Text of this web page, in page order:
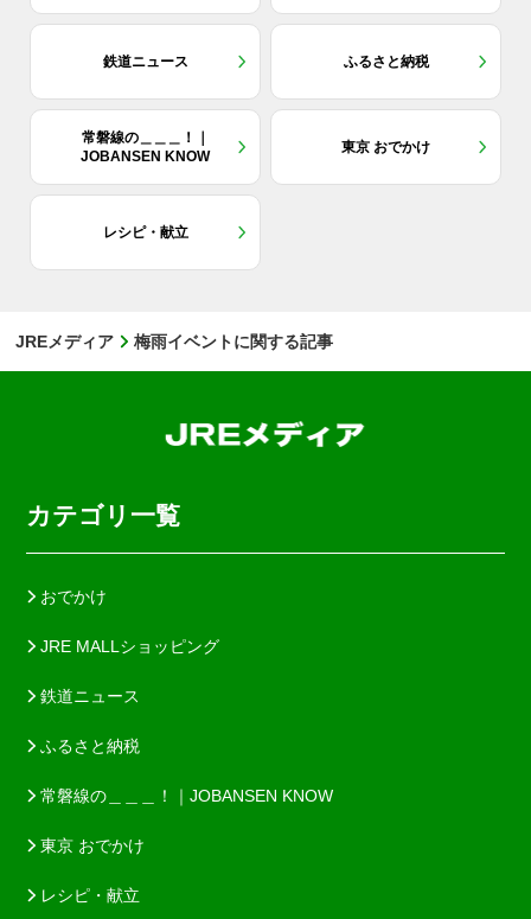
鉄道ニュース ふるさと納税
常磐線の＿＿＿！｜
JOBANSEN KNOW
東京 おでかけ
レシピ・献立
JREメディア 梅雨イベントに関する記事
カテゴリ一覧
おでかけ
JRE MALLショッピング
鉄道ニュース
ふるさと納税
常磐線の＿＿＿！｜JOBANSEN KNOW
東京 おでかけ
レシピ・献立